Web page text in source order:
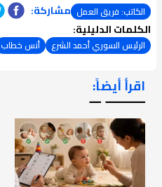
الكاتب: فريق العمل مشاركة:
الكلمات الدليلية:
الرئيس السوري أحمد الشرع أنس خطاب
اقرأ أيضاً:
ـــــــ ــ